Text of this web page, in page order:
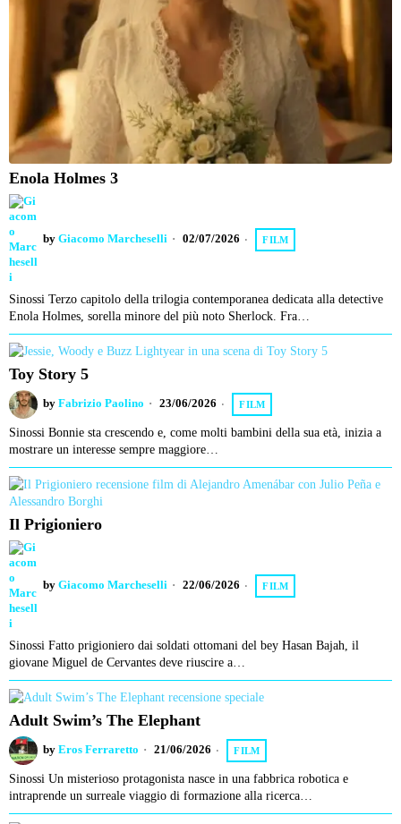
Enola Holmes 3
by Giacomo Marcheselli 02/07/2026 FILM
Sinossi Terzo capitolo della trilogia contemporanea dedicata alla detective
Enola Holmes, sorella minore del più noto Sherlock. Fra…
Toy Story 5
by Fabrizio Paolino 23/06/2026 FILM
Sinossi Bonnie sta crescendo e, come molti bambini della sua età, inizia a
mostrare un interesse sempre maggiore…
Il Prigioniero
by Giacomo Marcheselli 22/06/2026 FILM
Sinossi Fatto prigioniero dai soldati ottomani del bey Hasan Bajah, il
giovane Miguel de Cervantes deve riuscire a…
Adult Swim’s The Elephant
by Eros Ferraretto 21/06/2026 FILM
Sinossi Un misterioso protagonista nasce in una fabbrica robotica e
intraprende un surreale viaggio di formazione alla ricerca…